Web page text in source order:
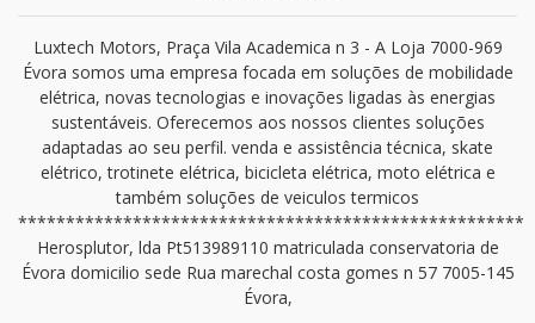
Luxtech Motors, Praça Vila Academica n 3 - A Loja 7000-969
Évora somos uma empresa focada em soluções de mobilidade
elétrica, novas tecnologias e inovações ligadas às energias
sustentáveis. Oferecemos aos nossos clientes soluções
adaptadas ao seu perfil. venda e assistência técnica, skate
elétrico, trotinete elétrica, bicicleta elétrica, moto elétrica e
também soluções de veiculos termicos
*****************************************************
Herosplutor, lda Pt513989110 matriculada conservatoria de
Évora domicilio sede Rua marechal costa gomes n 57 7005-145
Évora,